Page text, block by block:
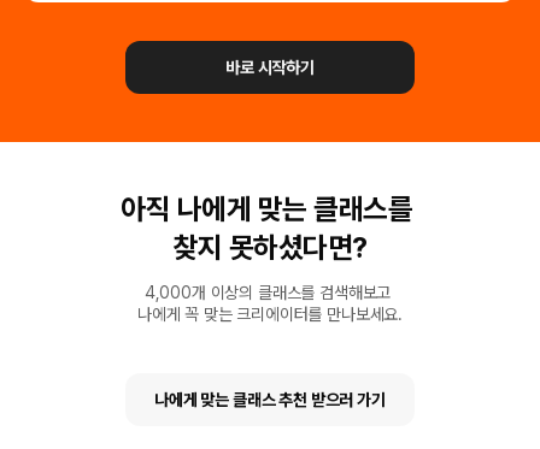
바로 시작하기
아직 나에게 맞는 클래스를
찾지 못하셨다면?
4,000개 이상의 클래스를 검색해보고
나에게 꼭 맞는 크리에이터를 만나보세요.
나에게 맞는 클래스 추천 받으러 가기